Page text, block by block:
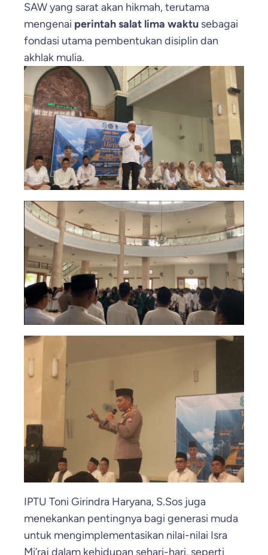
SAW yang sarat akan hikmah, terutama
mengenai perintah salat lima waktu sebagai
fondasi utama pembentukan disiplin dan
akhlak mulia.
IPTU Toni Girindra Haryana, S.Sos juga
menekankan pentingnya bagi generasi muda
untuk mengimplementasikan nilai-nilai Isra
Mi’raj dalam kehidupan sehari-hari, seperti